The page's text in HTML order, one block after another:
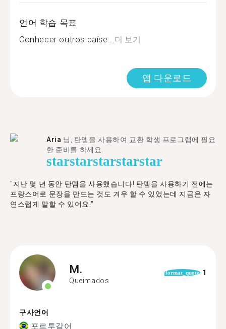
언어 학습 목표
Conhecer outros paíse...더 보기
앱 다운로드
Aria 님, 탄뎀을 사용하여 교환 학생 프로그램에 필요
한 준비를 하세요.
starstarstarstarstar
"​​지난 몇 년 동안 탄뎀을 사용했습니다! 탄뎀을 사용하기 전에는
프랑스어로 문장을 만드는 것도 겨우 할 수 있었는데 지금은 자
연스럽게 말할 수 있어요!"
M.
Queimados
format_quote 1
구사언어
포르투갈어